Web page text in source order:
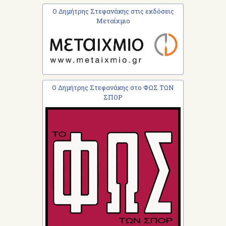
Ο Δημήτρης Στεφανάκης στις εκδόσεις
Μεταίχμιο
Ο Δημήτρης Στεφανάκης στο ΦΩΣ ΤΩΝ
ΣΠΟΡ